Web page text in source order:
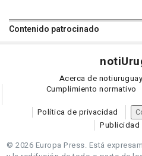
Contenido patrocinado
noti
Acerca de
Cumplimiento normativo
Política de privacidad
Publicidad
© 2026 Europa Press. Está